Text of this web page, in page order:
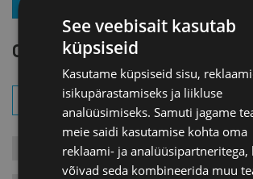
OTSI SÜNDMUST
KONTAKTÜRITUSED KOOLITUSED
See veebisait kasutab
küpsiseid
Kasutame küpsiseid sisu,
isikupärastamiseks ja liikluse
analüüsimiseks. Samuti jagame
meie saidi kasutamise kohta oma
reklaami- ja analüüsipartneritega,
võivad seda kombineerida muu